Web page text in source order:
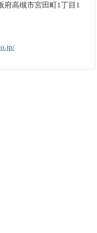
府高槻市宮田町1丁目1